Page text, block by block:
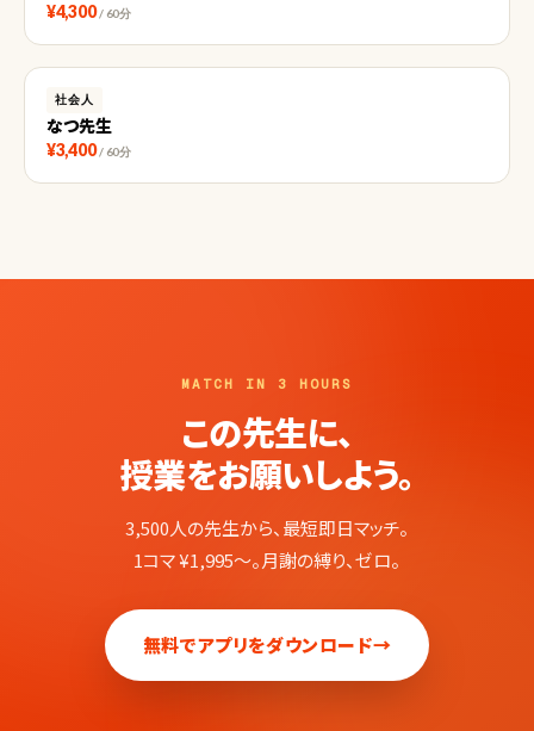
¥4,300 / 60分
社会人
なつ先生
¥3,400 / 60分
MATCH IN 3 HOURS
この先生に、
授業をお願いしよう。
3,500人の先生から、最短即日マッチ。
1コマ ¥1,995〜。月謝の縛り、ゼロ。
無料でアプリをダウンロード→